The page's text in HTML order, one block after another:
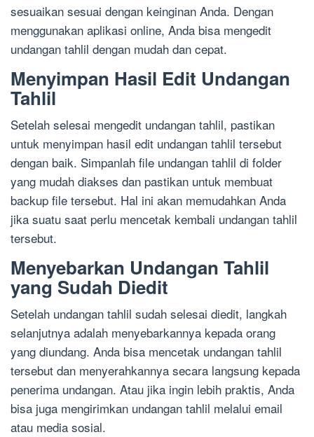
sesuaikan sesuai dengan keinginan Anda. Dengan
menggunakan aplikasi online, Anda bisa mengedit
undangan tahlil dengan mudah dan cepat.
Menyimpan Hasil Edit Undangan
Tahlil
Setelah selesai mengedit undangan tahlil, pastikan
untuk menyimpan hasil edit undangan tahlil tersebut
dengan baik. Simpanlah file undangan tahlil di folder
yang mudah diakses dan pastikan untuk membuat
backup file tersebut. Hal ini akan memudahkan Anda
jika suatu saat perlu mencetak kembali undangan tahlil
tersebut.
Menyebarkan Undangan Tahlil
yang Sudah Diedit
Setelah undangan tahlil sudah selesai diedit, langkah
selanjutnya adalah menyebarkannya kepada orang
yang diundang. Anda bisa mencetak undangan tahlil
tersebut dan menyerahkannya secara langsung kepada
penerima undangan. Atau jika ingin lebih praktis, Anda
bisa juga mengirimkan undangan tahlil melalui email
atau media sosial.